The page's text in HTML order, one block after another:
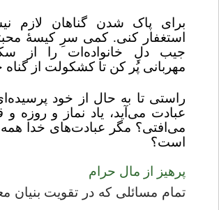
برای پاک شدن گناهان لازم
استغفار کنی. کمی سرِ کیسۀ
جیب دلِ خانواده‌ات را از
مهربانی پُر کن تا کشکولت از
راستی تا به حال از خود
عبادت می‌آید، یاد نماز و روزه و
می‌افتی؟ مگر عبادت‌های خدا
است؟
پرهیز از مال حرام
تمام مسائلی که در تقویت بنیان